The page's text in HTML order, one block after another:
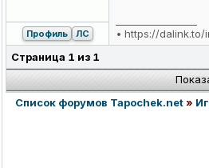
• https://dalink.to/
Профиль ЛС
Страница 1 из 1
Список форумов Tapochek.net»